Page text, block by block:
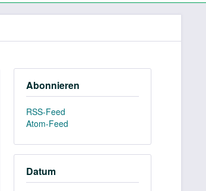
Abonnieren
RSS-Feed
Atom-Feed
Datum